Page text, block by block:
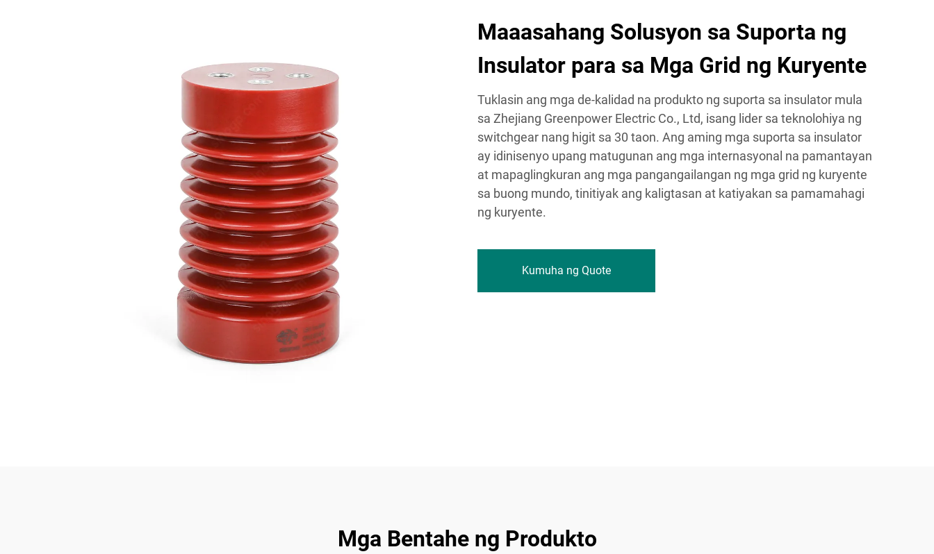
Maaasahang Solusyon sa Suporta ng
Insulator para sa Mga Grid ng Kuryente
Tuklasin ang mga de-kalidad na produkto ng suporta sa insulator mula
sa Zhejiang Greenpower Electric Co., Ltd, isang lider sa teknolohiya ng
switchgear nang higit sa 30 taon. Ang aming mga suporta sa insulator
ay idinisenyo upang matugunan ang mga internasyonal na pamantayan
at mapaglingkuran ang mga pangangailangan ng mga grid ng kuryente
sa buong mundo, tinitiyak ang kaligtasan at katiyakan sa pamamahagi
ng kuryente.
Kumuha ng Quote
Mga Bentahe ng Produkto